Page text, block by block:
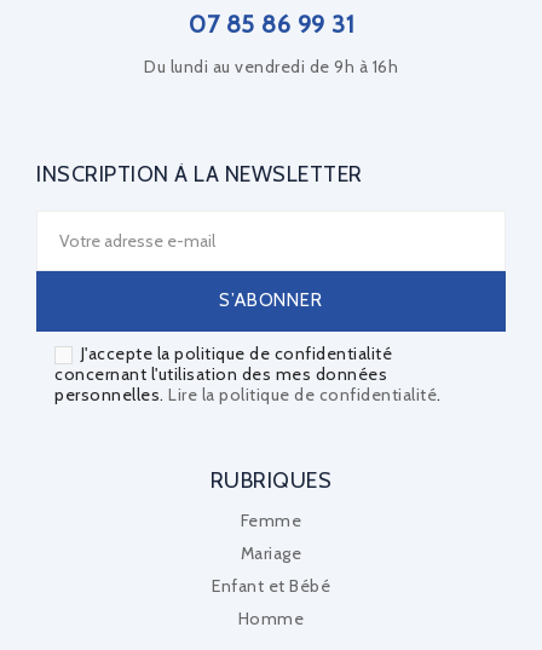
07 85 86 99 31
Du lundi au vendredi de 9h à 16h
INSCRIPTION À LA NEWSLETTER
J'accepte la politique de confidentialité
concernant l'utilisation des mes données
personnelles. Lire la politique de confidentialité.
RUBRIQUES
Femme
Mariage
Enfant et Bébé
Homme